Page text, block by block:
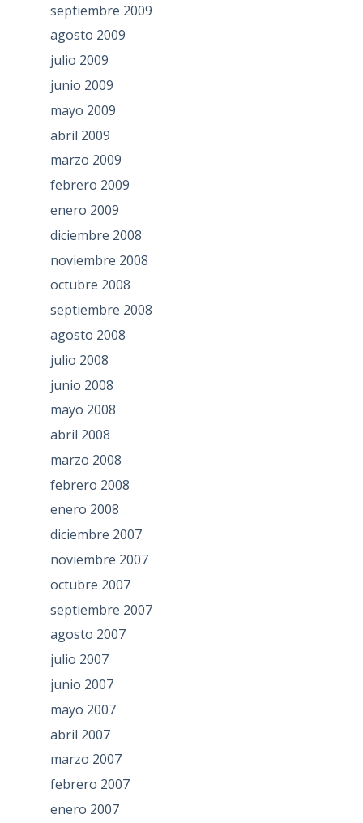
septiembre 2009
agosto 2009
julio 2009
junio 2009
mayo 2009
abril 2009
marzo 2009
febrero 2009
enero 2009
diciembre 2008
noviembre 2008
octubre 2008
septiembre 2008
agosto 2008
julio 2008
junio 2008
mayo 2008
abril 2008
marzo 2008
febrero 2008
enero 2008
diciembre 2007
noviembre 2007
octubre 2007
septiembre 2007
agosto 2007
julio 2007
junio 2007
mayo 2007
abril 2007
marzo 2007
febrero 2007
enero 2007